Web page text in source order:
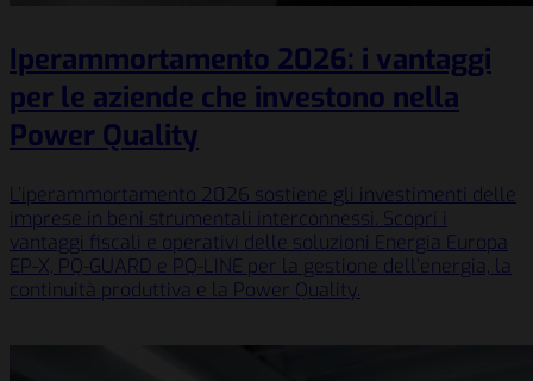
Iperammortamento 2026: i vantaggi
per le aziende che investono nella
Power Quality
L’iperammortamento 2026 sostiene gli investimenti delle
imprese in beni strumentali interconnessi. Scopri i
vantaggi fiscali e operativi delle soluzioni Energia Europa
EP-X, PQ-GUARD e PQ-LINE per la gestione dell’energia, la
continuità produttiva e la Power Quality.